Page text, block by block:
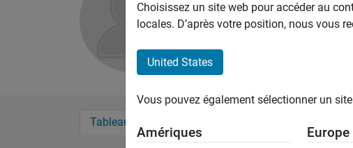
Followers:0Following:0
Tableau de bord
Choisissez un site web pour accéder au
locales. D’après votre position, nous vous
United States
Vous pouvez également sélectionner un
Amériques Europe